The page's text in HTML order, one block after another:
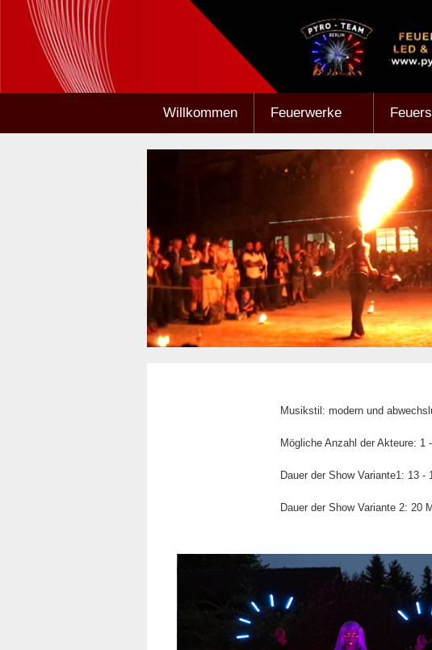
Willkommen Feuerwerke
Musikstil: modern und
Mögliche Anzahl der Akteure:
Dauer der Show Variante1: 13
Dauer der Show Variante 2: 20